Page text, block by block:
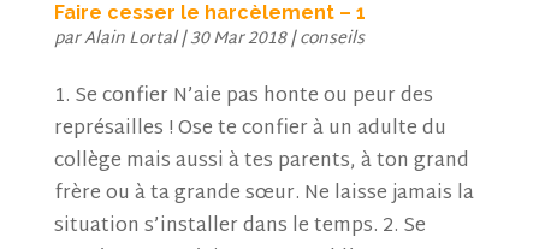
Faire cesser le harcèlement – 1
parAlain Lortal|30 Mar 2018|conseils
1. Se confier N’aie pas honte ou peur des
représailles ! Ose te confier à un adulte du
collège mais aussi à tes parents, à ton grand
frère ou à ta grande sœur. Ne laisse jamais la
situation s’installer dans le temps. 2. Se